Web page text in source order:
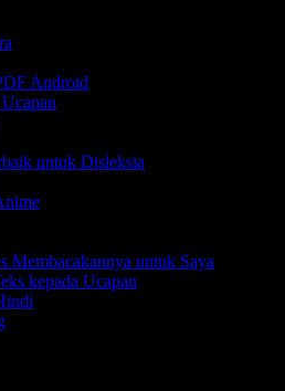
Android
untuk Disleksia
Membacakannya untuk Saya
kepada Ucapan